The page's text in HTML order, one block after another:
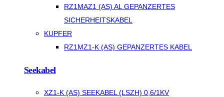
RZ1MAZ1 (AS) AL GEPANZERTES
SICHERHEITSKABEL
KUPFER
RZ1MZ1-K (AS) GEPANZERTES KABEL
Seekabel
XZ1-K (AS) SEEKABEL (LSZH) 0,6/1KV